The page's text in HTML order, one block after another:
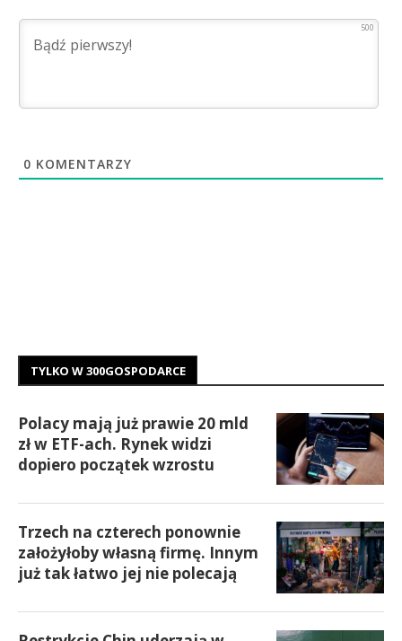
500
0 KOMENTARZY
TYLKO W 300GOSPODARCE
Polacy mają już prawie 20 mld
zł w ETF-ach. Rynek widzi
dopiero początek wzrostu
Trzech na czterech ponownie
założyłoby własną firmę. Innym
już tak łatwo jej nie polecają